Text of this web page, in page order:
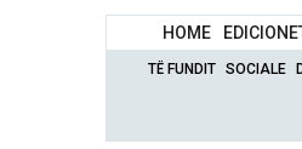
HOME
TË FUNDIT SOCIALE